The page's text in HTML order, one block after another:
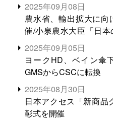
2025年09月08日
農水省、輸出拡大に
催/小泉農水大臣「日
る。米増産に向けて、
2025年09月05日
ヨークHD、ベイン傘
GMSからCSCに転換
2025年08月30日
日本アクセス「新商品
彰式を開催